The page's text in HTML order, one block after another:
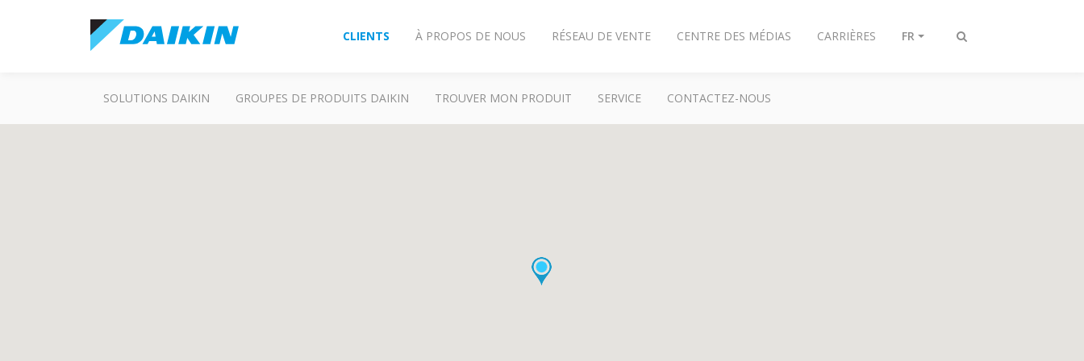
Toggle
CLIENTS À PROPOS DE NOUS RÉSEAU DE VENTE CENTRE DES MÉDIAS CARRIÈRES FR
SOLUTIONS DAIKIN GROUPES DE PRODUITS DAIKIN TROUVER MON PRODUIT SERVICE CONTACTEZ-NOUS